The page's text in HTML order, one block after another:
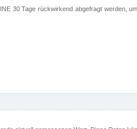
30 Tage rückwirkend abgefragt werden,